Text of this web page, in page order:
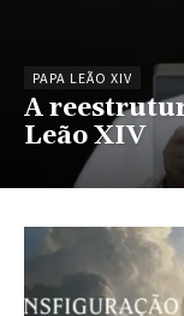
PAPA LEÃO XIV
A
Leão XIV